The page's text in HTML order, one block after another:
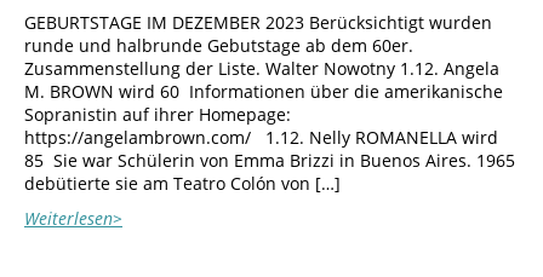
GEBURTSTAGE IM DEZEMBER 2023 Berücksichtigt wurden
runde und halbrunde Gebutstage ab dem 60er.
Zusammenstellung der Liste. Walter Nowotny 1.12. Angela
M. BROWN wird 60 Informationen über die amerikanische
Sopranistin auf ihrer Homepage:
https://angelambrown.com/ 1.12. Nelly ROMANELLA wird
85 Sie war Schülerin von Emma Brizzi in Buenos Aires. 1965
debütierte sie am Teatro Colón von […]
Weiterlesen>